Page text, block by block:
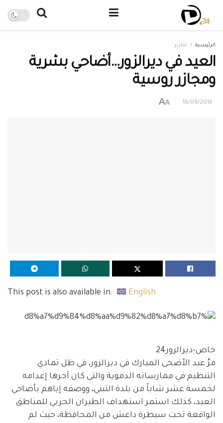
الرئيسية تقارير
العيد في ديرالزور…أضاحي بشرية
ومجازر روسية
16/09/2016
A
A
This post is also available in: English
خاص-ديرالزور24
مرَّ عيد الأضحى المبارك في ديرالزور، في ظل تمادي
التنظيم في ممارساته الدموية والتي كان آخرها إعدامه
لخمسة عشر شاباً من بلدة التبني، ووصفه إياهم بأضاحي
العيد، كذلك استمر استهداف الطيران الحربي للمناطق
الواقعة تحت سيطرة داعش من المحافظة، حيث لم